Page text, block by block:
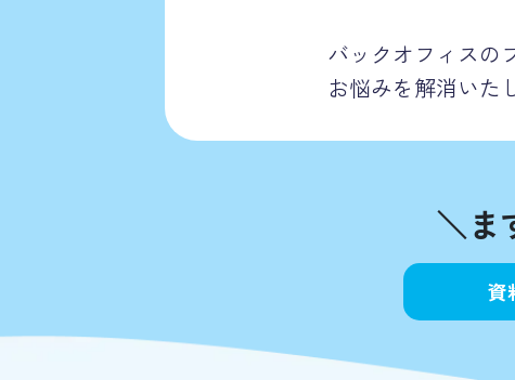
バックオフィスの
お悩みを解消いた
＼ま
資